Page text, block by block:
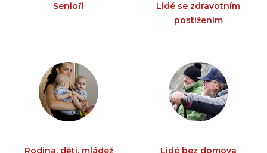
Senioři
Lidé se zdravotním
postižením
Rodina, děti, mládež Lidé bez domova